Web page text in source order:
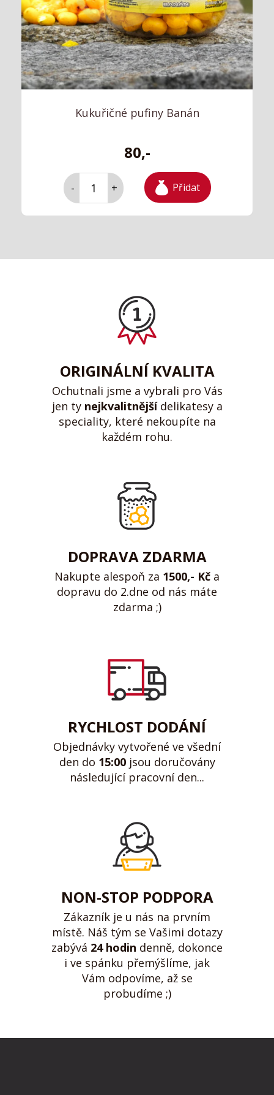
Kukuřičné pufiny Banán
80,-
- + Přidat
ORIGINÁLNÍ KVALITA
Ochutnali jsme a vybrali pro Vás
jen ty nejkvalitnějšídelikatesy a
speciality, které nekoupíte na
každém rohu.
DOPRAVA ZDARMA
Nakupte alespoň za 1500,- Kč a
dopravu do 2.dne od nás máte
zdarma ;)
RYCHLOST DODÁNÍ
Objednávky vytvořené ve všední
den do 15:00jsou doručovány
následující pracovní den...
NON-STOP PODPORA
Zákazník je u nás na prvním
místě. Náš tým se Vašimi dotazy
zabývá 24 hodin denně, dokonce
i ve spánku přemýšlíme, jak
Vám odpovíme, až se
probudíme ;)